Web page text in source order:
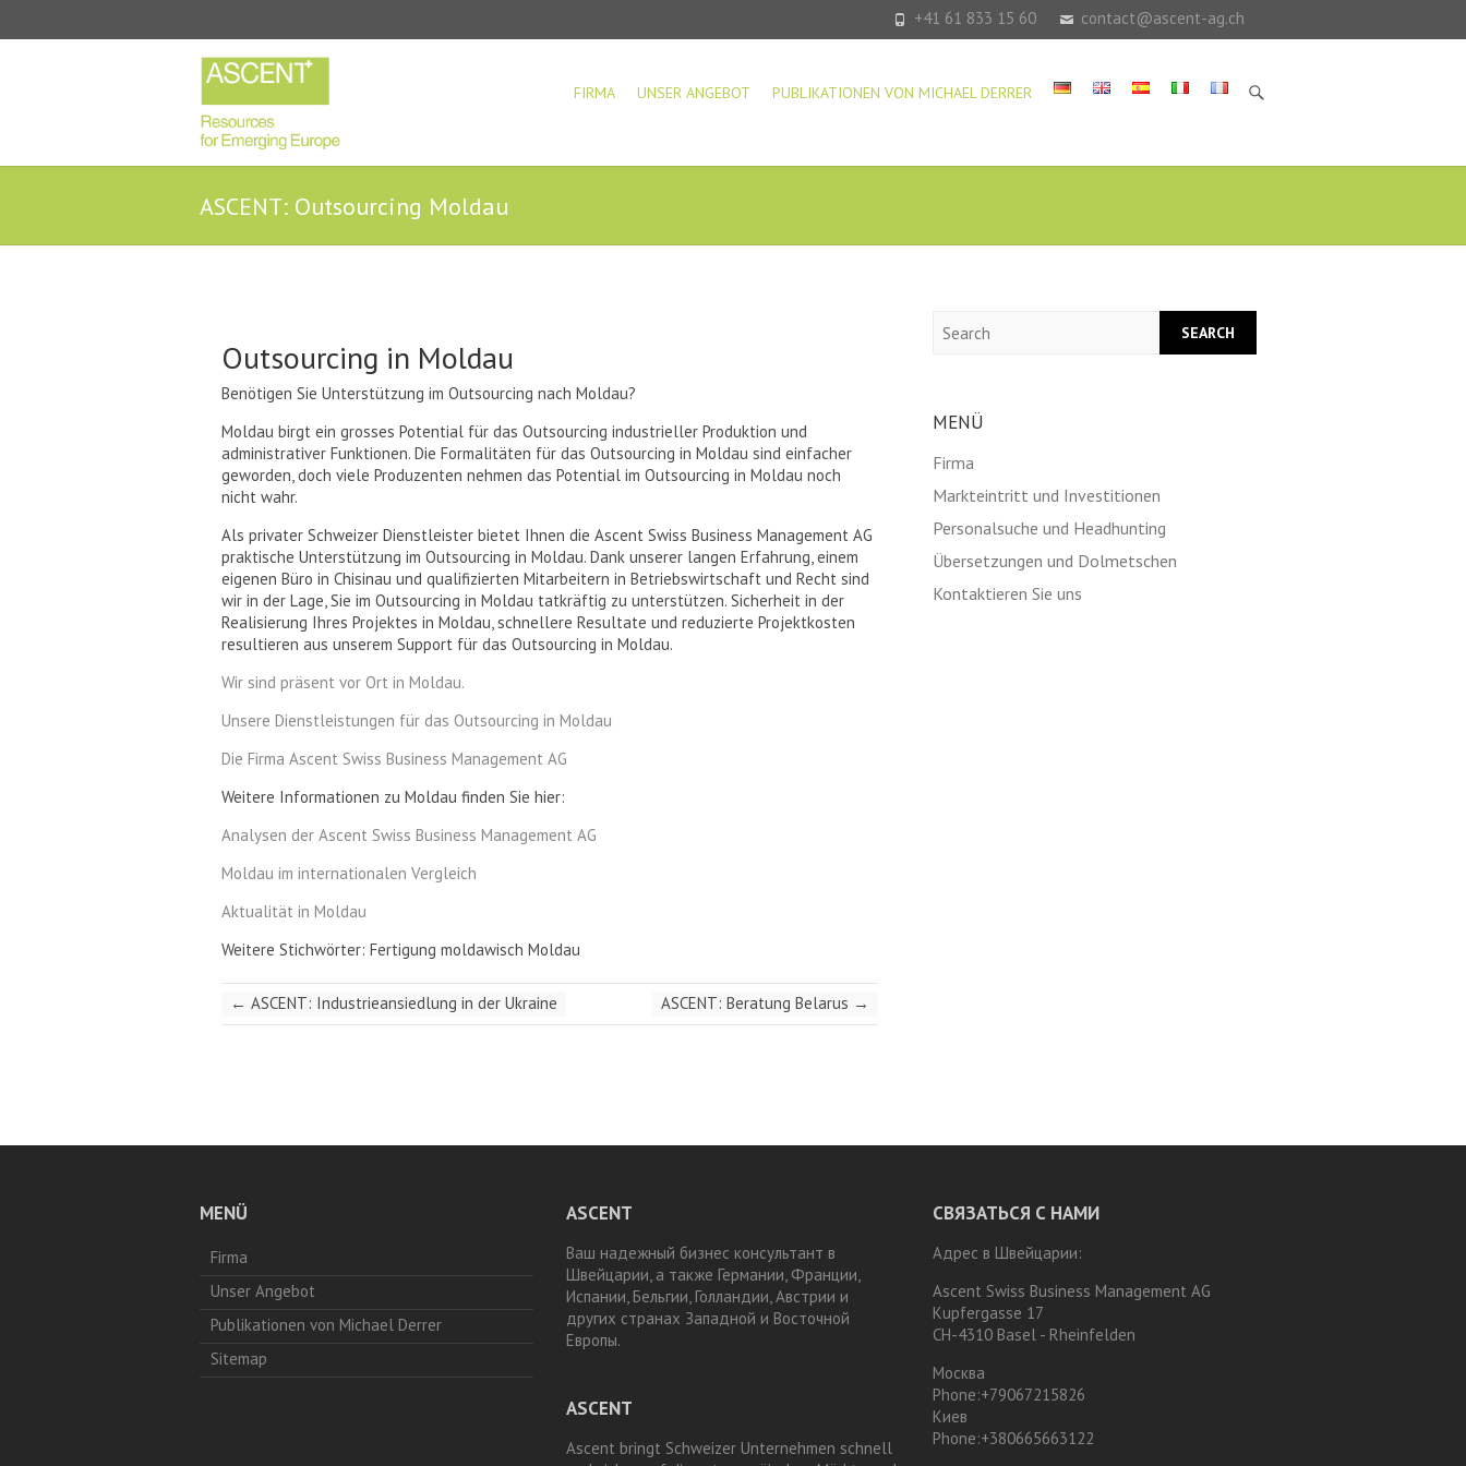
+41 61 833 15 60 contact@ascent-ag.ch
FIRMA UNSER ANGEBOT PUBLIKATIONEN VON MICHAEL DERRER
ASCENT: Outsourcing Moldau
Outsourcing in Moldau
Benötigen Sie Unterstützung im Outsourcing nach Moldau?
Moldau birgt ein grosses Potential für das Outsourcing industrieller Produktion und
administrativer Funktionen. Die Formalitäten für das Outsourcing in Moldau sind einfacher
geworden, doch viele Produzenten nehmen das Potential im Outsourcing in Moldau noch
nicht wahr.
Als privater Schweizer Dienstleister bietet Ihnen die Ascent Swiss Business Management AG
praktische Unterstützung im Outsourcing in Moldau. Dank unserer langen Erfahrung, einem
eigenen Büro in Chisinau und qualifizierten Mitarbeitern in Betriebswirtschaft und Recht sind
wir in der Lage, Sie im Outsourcing in Moldau tatkräftig zu unterstützen. Sicherheit in der
Realisierung Ihres Projektes in Moldau, schnellere Resultate und reduzierte Projektkosten
resultieren aus unserem Support für das Outsourcing in Moldau.
Wir sind präsent vor Ort in Moldau.
Unsere Dienstleistungen für das Outsourcing in Moldau
Die Firma Ascent Swiss Business Management AG
Weitere Informationen zu Moldau finden Sie hier:
Analysen der Ascent Swiss Business Management AG
Moldau im internationalen Vergleich
Aktualität in Moldau
Weitere Stichwörter: Fertigung moldawisch Moldau
← ASCENT: Industrieansiedlung in der Ukraine ASCENT: Beratung Belarus →
MENÜ
Firma
Markteintritt und Investitionen
Personalsuche und Headhunting
Übersetzungen und Dolmetschen
Kontaktieren Sie uns
MENÜ
Firma
Unser Angebot
Publikationen von Michael Derrer
Sitemap
ASCENT
Ваш надежный бизнес консультант в
Швейцарии, а также Германии, Франции,
Испании, Бельгии, Голландии, Австрии и
других странах Западной и Восточной
Европы.
ASCENT
Ascent bringt Schweizer Unternehmen schnell
СВЯЗАТЬСЯ С НАМИ
Адрес в Швейцарии:
Ascent Swiss Business Management AG
Kupfergasse 17
CH-4310 Basel - Rheinfelden
Москва
Phone:+79067215826
Киев
Phone:+380665663122